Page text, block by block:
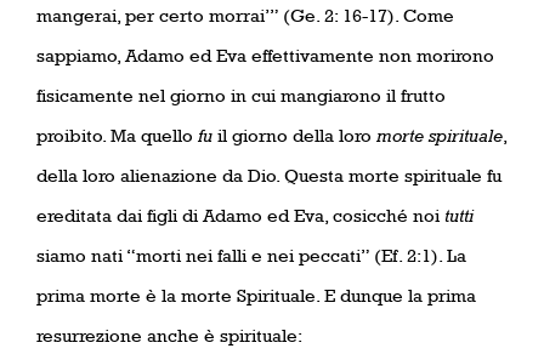
mangerai, per certo morrai’” (Ge. 2: 16-17). Come
sappiamo, Adamo ed Eva effettivamente non morirono
fisicamente nel giorno in cui mangiarono il frutto
proibito. Ma quello fu il giorno della loro morte spirituale
della loro alienazione da Dio. Questa morte spirituale fu
ereditata dai figli di Adamo ed Eva, cosicché noi tutti
siamo nati “morti nei falli e nei peccati” (Ef. 2:1). La
prima morte è la morte Spirituale. E dunque la prima
resurrezione anche è spirituale: